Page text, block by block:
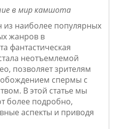
в мир камшота
наиболее популярных
жанров в
фантастическая
неотъемлемой
позволяет зрителям
спермы с
В этой статье мы
более подробно,
аспекты и приводя